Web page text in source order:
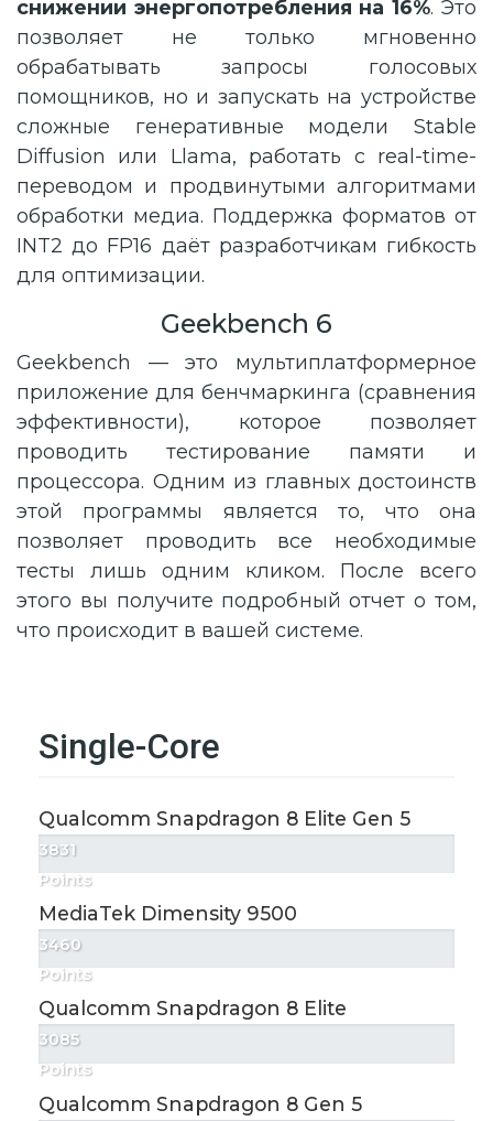
снижении энергопотребления на 16%. Это
позволяет не только мгновенно
обрабатывать запросы голосовых
помощников, но и запускать на устройстве
сложные генеративные модели Stable
Diffusion или Llama, работать с real-time-
переводом и продвинутыми алгоритмами
обработки медиа. Поддержка форматов от
INT2 до FP16 даёт разработчикам гибкость
для оптимизации.
Geekbench 6
Geekbench — это мультиплатформерное
приложение для бенчмаркинга (сравнения
эффективности), которое позволяет
проводить тестирование памяти и
процессора. Одним из главных достоинств
этой программы является то, что она
позволяет проводить все необходимые
тесты лишь одним кликом. После всего
этого вы получите подробный отчет о том,
что происходит в вашей системе.
Single-Core
Qualcomm Snapdragon 8 Elite Gen 5
3831
Points
MediaTek Dimensity 9500
3460
Points
Qualcomm Snapdragon 8 Elite
3085
Points
Qualcomm Snapdragon 8 Gen 5